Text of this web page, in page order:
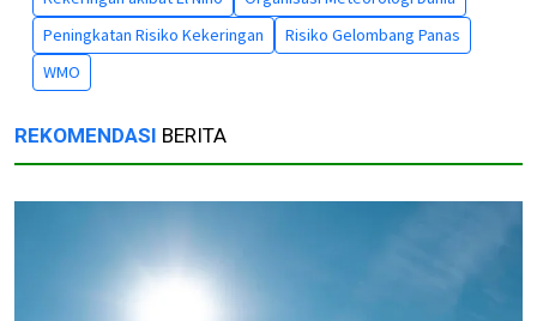
Peningkatan Risiko Kekeringan
Risiko Gelombang Panas
WMO
REKOMENDASI BERITA